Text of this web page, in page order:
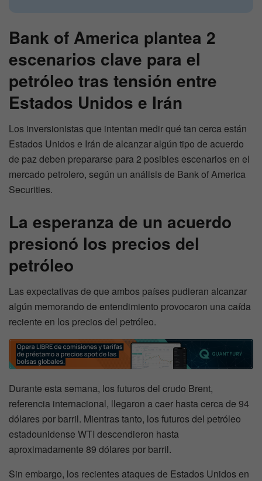
Bank of America plantea 2
escenarios clave para el
petróleo tras tensión entre
Estados Unidos e Irán
Los inversionistas que intentan medir qué tan cerca están
Estados Unidos e Irán de alcanzar algún tipo de acuerdo
de paz deben prepararse para 2 posibles escenarios en el
mercado petrolero, según un análisis de Bank of America
Securities.
La esperanza de un acuerdo
presionó los precios del
petróleo
Las expectativas de que ambos países pudieran alcanzar
algún memorando de entendimiento provocaron una caída
reciente en los precios del petróleo.
Durante esta semana, los futuros del crudo Brent,
referencia internacional, llegaron a caer hasta cerca de 94
dólares por barril. Mientras tanto, los futuros del petróleo
estadounidense WTI descendieron hasta
aproximadamente 89 dólares por barril.
Sin embargo, los recientes ataques de Estados Unidos en